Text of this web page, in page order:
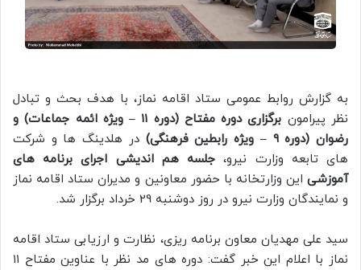
به گزارش روابط عمومی ستاد اقامه نماز، با هدف بحث و تبادل
نظر پیرامون
برگزاری دوره مفتاح (دوره ۱۱ – ویژه ائمه جماعات) و
رضوان (دوره ۹ – ویژه رابطین فرهنگی)
در هلدینگ ها و شرکت
های تابعه وزارت نیرو، جلسه هم اندیشی اجرای برنامه های
آموزشی این وزارتخانه با حضور معاونین و مدیران ستاد اقامه نماز
و نمایندگان وزارت نیرو در روز دوشنبه 29 خرداد برگزار شد.
سید علی مهدیان معاون برنامه ریزی، نظارت و ارزیابی ستاد اقامه
نماز با اعلام این خبر گفت: دوره های مد نظر با عناوین مفتاح ۱۱